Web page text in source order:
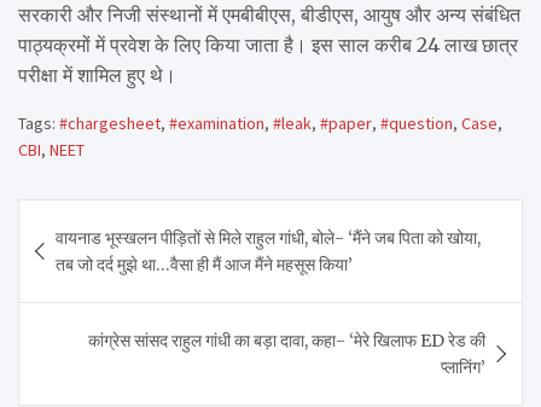
सरकारी और निजी संस्थानों में एमबीबीएस, बीडीएस, आयुष और अन्य संबंधित
पाठ्यक्रमों में प्रवेश के लिए किया जाता है। इस साल करीब 24 लाख छात्र
परीक्षा में शामिल हुए थे।
Tags: #chargesheet, #examination, #leak, #paper, #question, Case,
CBI, NEET
navigation
वायनाड भूस्खलन पीड़ितों से मिले राहुल गांधी, बोले- ‘मैंने जब पिता को खोया,
तब जो दर्द मुझे था…वैसा ही मैं आज मैंने महसूस किया’
कांग्रेस सांसद राहुल गांधी का बड़ा दावा, कहा- ‘मेरे खिलाफ ED रेड की
प्लानिंग’